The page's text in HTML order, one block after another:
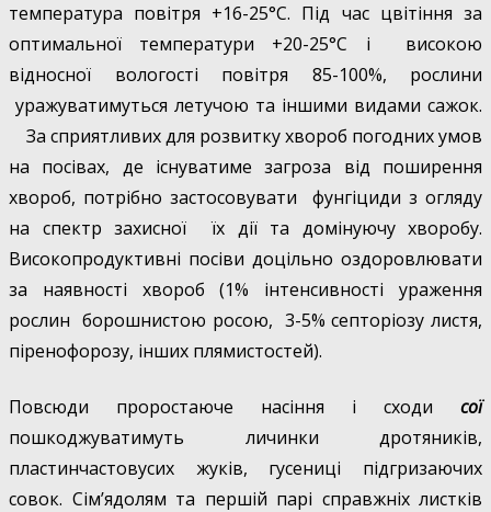
температура повітря +16-25°С. Під час цвітіння за
оптимальної температури +20-25°С і високою
відносної вологості повітря 85-100%, рослини
уражуватимуться летучою та іншими видами сажок.
За сприятливих для розвитку хвороб погодних умов
на посівах, де існуватиме загроза від поширення
хвороб, потрібно застосовувати фунгіциди з огляду
на спектр захисної їх дії та домінуючу хворобу.
Високопродуктивні посіви доцільно оздоровлювати
за наявності хвороб (1% інтенсивності ураження
рослин борошнистою росою, 3-5% септоріозу листя,
піренофорозу, інших плямистостей).
Повсюди проростаюче насіння і сходи сої
пошкоджуватимуть личинки дротяників,
пластинчастовусих жуків, гусениці підгризаючих
совок. Сім’ядолям та першій парі справжніх листків